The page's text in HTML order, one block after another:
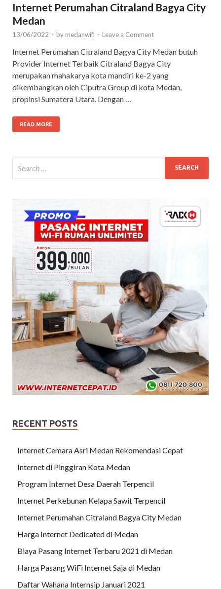
Internet Perumahan Citraland Bagya City
Medan
13/06/2022 - by medanwifi - Leave a Comment
Internet Perumahan Citraland Bagya City Medan butuh
Provider Internet Terbaik Citraland Bagya City
merupakan mahakarya kota mandiri ke-2 yang
dikembangkan oleh Ciputra Group di kota Medan,
propinsi Sumatera Utara. Dengan …
READ MORE
RECENT POSTS
Internet Cemara Asri Medan Rekomendasi Cepat
Internet di Pinggiran Kota Medan
Program Internet Desa Daerah Terpencil
Internet Perkebunan Kelapa Sawit Terpencil
Internet Perumahan Citraland Bagya City Medan
Harga Internet Dedicated di Medan
Biaya Pasang Internet Terbaru 2021 di Medan
Harga Pasang WiFi Internet Saja di Medan
Daftar Wahana Internsip Januari 2021